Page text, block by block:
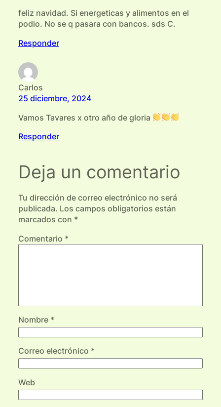
feliz navidad. Si energeticas y alimentos en el
podio. No se q pasara con bancos. sds C.
Responder
Carlos
25 diciembre, 2024
Vamos Tavares x otro año de gloria
Responder
Deja un comentario
Tu dirección de correo electrónico no será
publicada. Los campos obligatorios están
marcados con *
Comentario *
Nombre *
Correo electrónico *
Web